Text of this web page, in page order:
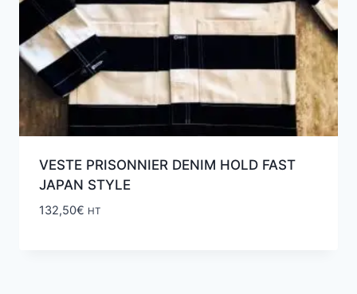
VESTE PRISONNIER DENIM HOLD FAST
JAPAN STYLE
132,50€ HT